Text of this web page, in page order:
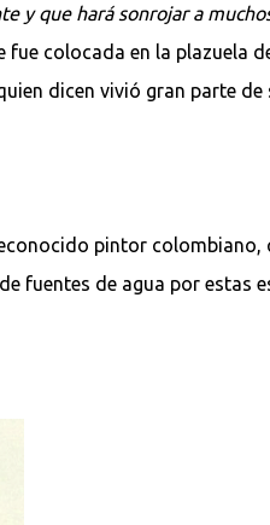
y que hará sonrojar a
colocada en la plazuela
dicen vivió gran parte de
pintor colombiano,
fuentes de agua por estas